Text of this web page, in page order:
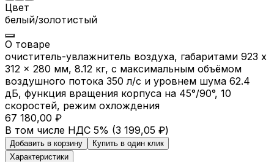
Цвет
белый/золотистый
О товаре
очиститель-увлажнитель воздуха, габаритами 923 x
312 x 280 мм, 8.12 кг, с максимальным объёмом
воздушного потока 350 л/с и уровнем шума 62.4
дБ, функция вращения корпуса на 45°/90°, 10
скоростей, режим охлождения
67 180,00 ₽
В том числе НДС 5% (3 199,05 ₽)
Добавить в корзину
Купить в один клик
Характеристики